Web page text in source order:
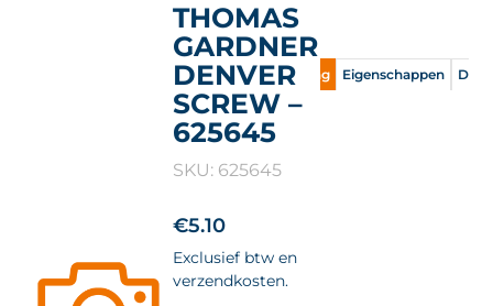
THOMAS
GARDNER
DENVER
SCREW –
625645
SKU: 625645
€5.10
Exclusief btw en
verzendkosten.
Omschrijving Eigenschappen